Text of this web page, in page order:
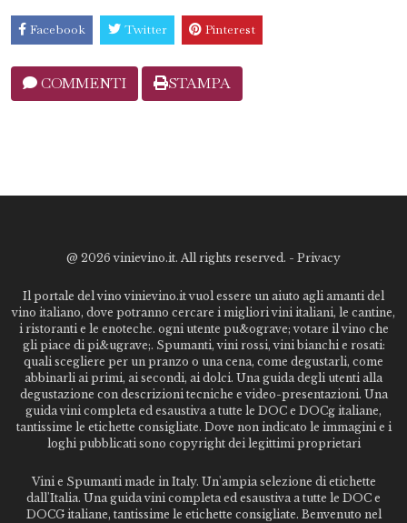
Facebook Twitter Pinterest
COMMENTI STAMPA
@ 2026 vinievino.it. All rights reserved. - Privacy
Il portale del vino vinievino.it vuol essere un aiuto agli amanti del
vino italiano, dove potranno cercare i migliori vini italiani, le cantine,
i ristoranti e le enoteche. ogni utente pu&ograve; votare il vino che
gli piace di pi&ugrave;. Spumanti, vini rossi, vini bianchi e rosati:
quali scegliere per un pranzo o una cena, come degustarli, come
abbinarli ai primi, ai secondi, ai dolci. Una guida degli utenti alla
degustazione con descrizioni tecniche e video-presentazioni. Una
guida vini completa ed esaustiva a tutte le DOC e DOCg italiane,
tantissime le etichette consigliate. Dove non indicato le immagini e i
loghi pubblicati sono copyright dei legittimi proprietari
Vini e Spumanti made in Italy. Un'ampia selezione di etichette
dall'Italia. Una guida vini completa ed esaustiva a tutte le DOC e
DOCG italiane, tantissime le etichette consigliate. Benvenuto nel